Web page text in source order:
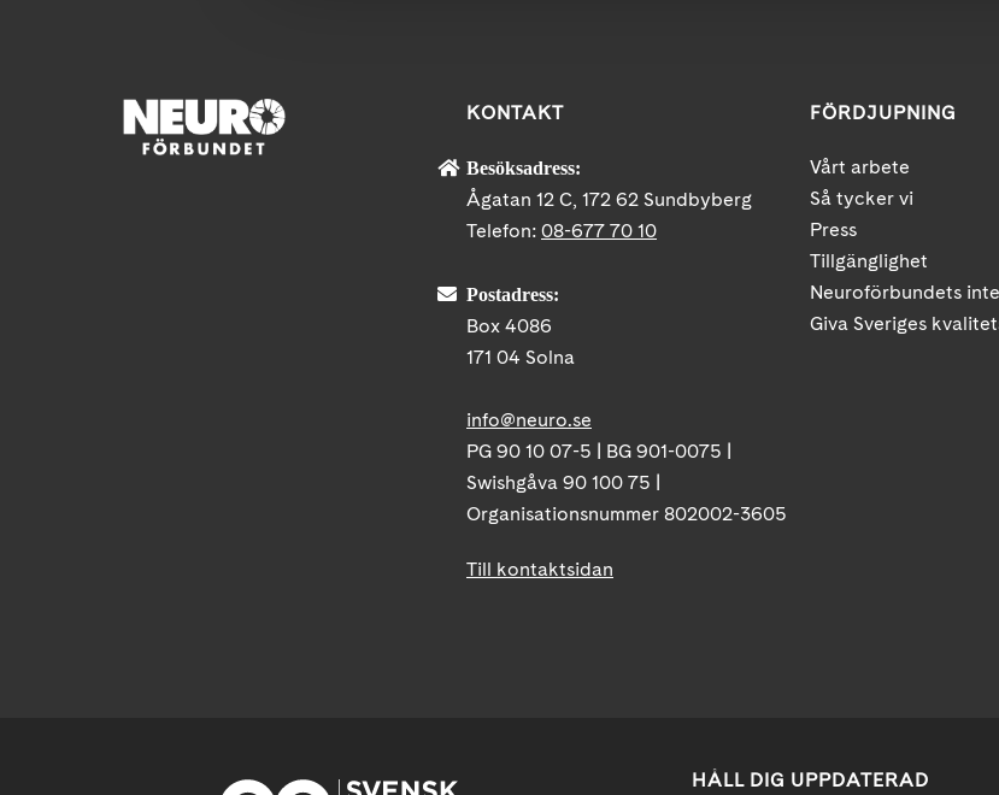
KONTAKT
Besöksadress:
Ågatan 12 C, 172 62 Sundbyberg
Telefon: 08-677 70 10
Postadress:
Box 4086
171 04 Solna
info@neuro.se
PG 90 10 07-5 | BG 901-0075 |
Swishgåva 90 100 75 |
Organisationsnummer 802002-3605
Till kontaktsidan
FÖRDJUPNING
Vårt arbete
Så tycker vi
Press
Tillgänglighet
Neuroförbundets
Giva Sveriges
HÅLL DIG UPPDATERAD